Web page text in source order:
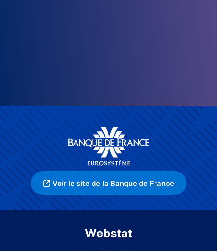
Voir le site de la Banque de France
Webstat